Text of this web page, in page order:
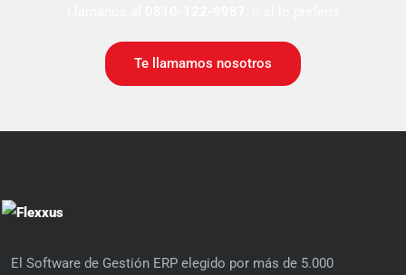
Te llamamos nosotros
El Software de Gestión ERP elegido por más de 5.000